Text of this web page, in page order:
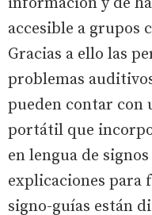
accesible a grupos
Gracias a ello las
problemas
pueden contar
portátil que
en lengua de
explicaciones para
signo-guías están